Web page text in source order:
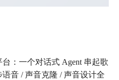
台：一个对话式 Agent 串起歌
音 / 声音克隆 / 声音设计全